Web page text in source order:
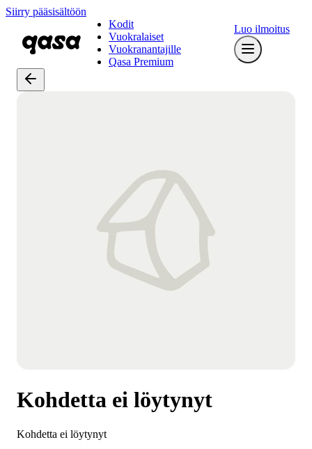
Siirry pääsisältöön
Kodit
Vuokralaiset
Vuokranantajille
Qasa Premium
Luo ilmoitus
Kohdetta ei löytynyt
Kohdetta ei löytynyt